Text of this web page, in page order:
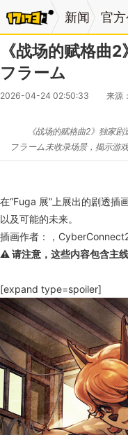
新闻 官
《战场的赋格曲
フラーム
2026-04-24 02:50:33 来源
《战场的赋格曲2》独家
フラーム未收录场景，揭示游
在“Fuga 展”上展出的剧透插
以及可能的未来。
插画作者：，
⚠️ 请注意，这些内容包含主
[expand type=spoiler]